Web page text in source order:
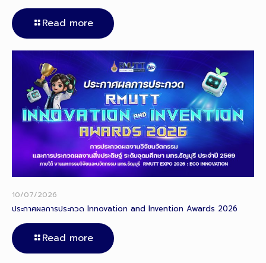
Read more
10/07/2026
ประกาศผลการประกวด Innovation and Invention Awards 2026
Read more